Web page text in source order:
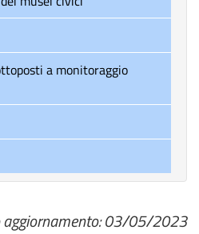
aggiornamento: 03/05/2023